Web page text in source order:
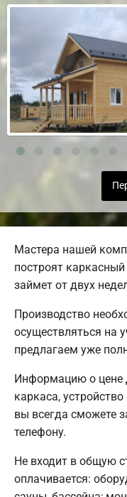
Мастера нашей
построят
займет от двух
Производство
осуществляться на
предлагаем уже
Информацию о цене
каркаса,
вы всегда сможете
телефону.
Не входит в общую
оплачивается: